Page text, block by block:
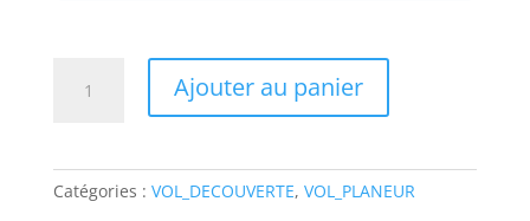
Ajouter au panier
Catégories : VOL_DECOUVERTE, VOL_PLANEUR